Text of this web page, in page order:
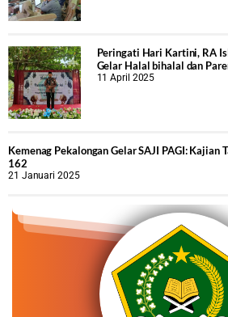
Peringati Hari Kartini, RA
Gelar Halal bihalal dan
11 April 2025
Kemenag Pekalongan Gelar SAJI PAGI: Kajian
162
21 Januari 2025